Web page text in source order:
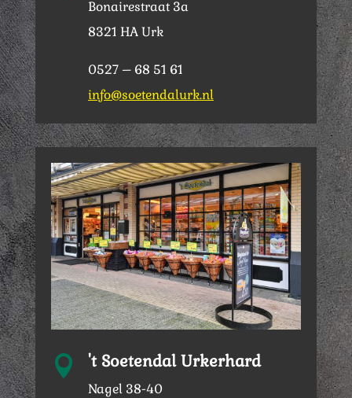
Bonairestraat 3a
8321 HA Urk
0527 – 68 51 61
info@soetendalurk.nl
 't Soetendal Urkerhard
Nagel 38-40